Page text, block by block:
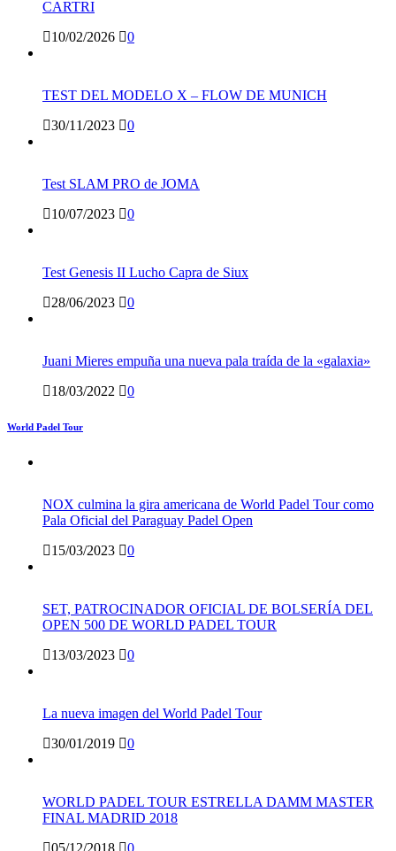
CARTRI
10/02/2026
0
TEST DEL MODELO X – FLOW DE MUNICH
30/11/2023
0
Test SLAM PRO de JOMA
10/07/2023
0
Test Genesis II Lucho Capra de Siux
28/06/2023
0
Juani Mieres empuña una nueva pala traída de la «galaxia»
18/03/2022
0
World Padel Tour
NOX culmina la gira americana de World Padel Tour como
Pala Oficial del Paraguay Padel Open
15/03/2023
0
SET, PATROCINADOR OFICIAL DE BOLSERÍA DEL
OPEN 500 DE WORLD PADEL TOUR
13/03/2023
0
La nueva imagen del World Padel Tour
30/01/2019
0
WORLD PADEL TOUR ESTRELLA DAMM MASTER
FINAL MADRID 2018